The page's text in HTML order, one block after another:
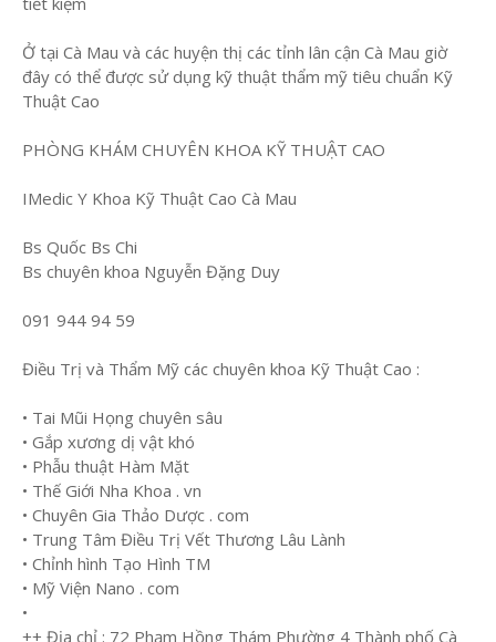
Ở tại Cà Mau và các huyện thị các tỉnh lân cận Cà Mau giờ
đây có thể được sử dụng kỹ thuật thẩm mỹ tiêu chuẩn Kỹ
Thuật Cao
PHÒNG KHÁM CHUYÊN KHOA KỸ THUẬT CAO
IMedic Y Khoa Kỹ Thuật Cao Cà Mau
Bs Quốc Bs Chi
Bs chuyên khoa Nguyễn Đặng Duy
091 944 94 59
Điều Trị và Thẩm Mỹ các chuyên khoa Kỹ Thuật Cao :
• Tai Mũi Họng chuyên sâu
• Gắp xương dị vật khó
• Phẫu thuật Hàm Mặt
• Thế Giới Nha Khoa . vn
• Chuyên Gia Thảo Dược . com
• Trung Tâm Điều Trị Vết Thương Lâu Lành
• Chỉnh hình Tạo Hình TM
• Mỹ Viện Nano . com
•
++ Địa chỉ : 72 Phạm Hồng Thám Phường 4 Thành phố Cà